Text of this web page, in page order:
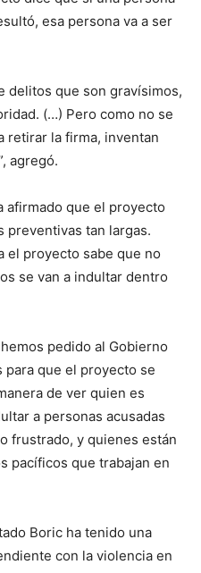
esa persona va a ser
delitos que son gravísimos,
(…) Pero como no se
retirar la firma, inventan
agregó.
afirmado que el proyecto
preventivas tan largas.
el proyecto sabe que no
se van a indultar dentro
pedido al Gobierno
para que el proyecto se
de ver quien es
a personas acusadas
frustrado, y quienes están
pacíficos que trabajan en
Boric ha tenido una
con la violencia en